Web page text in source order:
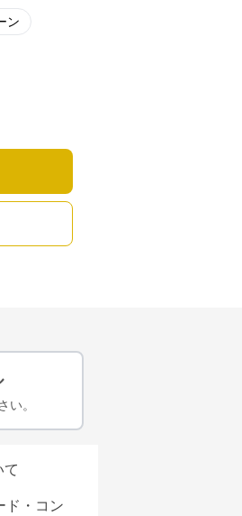
ン
い。
て
ド・コン